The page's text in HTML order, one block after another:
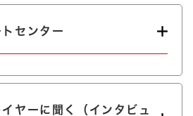
センター
ヤーに聞く（インタビュ